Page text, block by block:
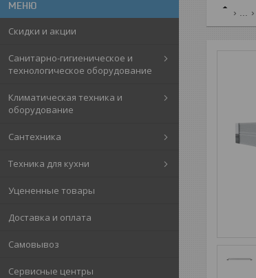
Скидки и акции
Санитарно-гигиеническое и
технологическое оборудование
Климатическая техника и
оборудование
Cантехника
Техника для кухни
Уцененные товары
Доставка и оплата
Самовывоз
Сервисные центры